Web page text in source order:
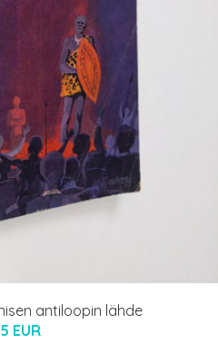
antiloopin lähde
EUR